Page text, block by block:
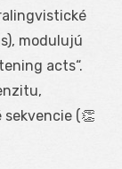
modulujú
acts“.
(👏